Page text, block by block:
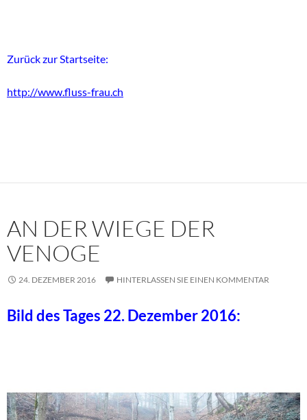
Zurück zur Startseite:
http://www.fluss-frau.ch
AN DER WIEGE DER
VENOGE
24. DEZEMBER 2016 HINTERLASSEN SIE EINEN KOMMENTAR
Bild des Tages 22. Dezember 2016: